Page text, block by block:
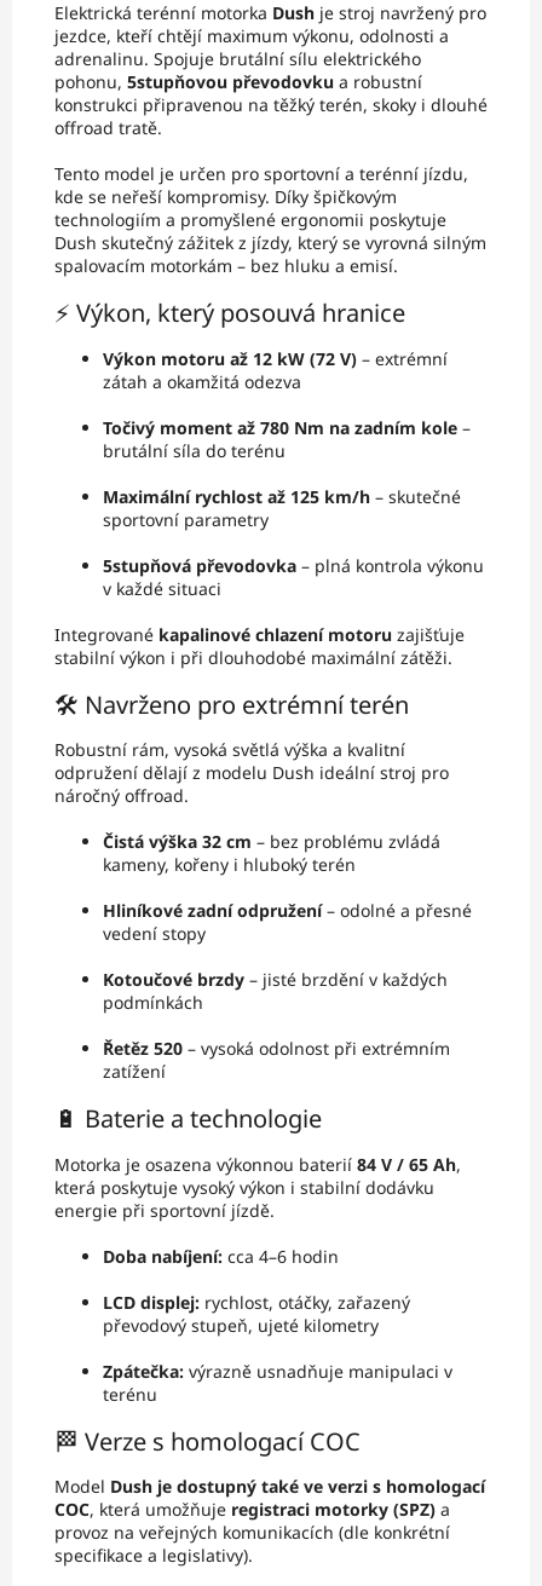
Elektrická terénní motorka Dush je stroj navržený pro
jezdce, kteří chtějí maximum výkonu, odolnosti a
adrenalinu. Spojuje brutální sílu elektrického
pohonu, 5stupňovou převodovku a robustní
konstrukci připravenou na těžký terén, skoky i dlouhé
offroad tratě.
Tento model je určen pro sportovní a terénní jízdu,
kde se neřeší kompromisy. Díky špičkovým
technologiím a promyšlené ergonomii poskytuje
Dush skutečný zážitek z jízdy, který se vyrovná silným
spalovacím motorkám – bez hluku a emisí.
⚡ Výkon, který posouvá hranice
Výkon motoru až 12 kW (72 V) – extrémní
zátah a okamžitá odezva
Točivý moment až 780 Nm na zadním kole –
brutální síla do terénu
Maximální rychlost až 125 km/h – skutečné
sportovní parametry
5stupňová převodovka – plná kontrola výkonu
v každé situaci
Integrované kapalinové chlazení motoru zajišťuje
stabilní výkon i při dlouhodobé maximální zátěži.
🛠️ Navrženo pro extrémní terén
Robustní rám, vysoká světlá výška a kvalitní
odpružení dělají z modelu Dush ideální stroj pro
náročný offroad.
Čistá výška 32 cm – bez problému zvládá
kameny, kořeny i hluboký terén
Hliníkové zadní odpružení– odolné a přesné
vedení stopy
Kotoučové brzdy – jisté brzdění v každých
podmínkách
Řetěz 520 – vysoká odolnost při extrémním
zatížení
🔋 Baterie a technologie
Motorka je osazena výkonnou baterií 84 V / 65 Ah,
která poskytuje vysoký výkon i stabilní dodávku
energie při sportovní jízdě.
Doba nabíjení: cca 4–6 hodin
LCD displej: rychlost, otáčky, zařazený
převodový stupeň, ujeté kilometry
Zpátečka: výrazně usnadňuje manipulaci v
terénu
🏁 Verze s homologací COC
Model Dush je dostupný také ve verzi s homologací
COC, která umožňuje registraci motorky (SPZ) a
provoz na veřejných komunikacích (dle konkrétní
specifikace a legislativy).